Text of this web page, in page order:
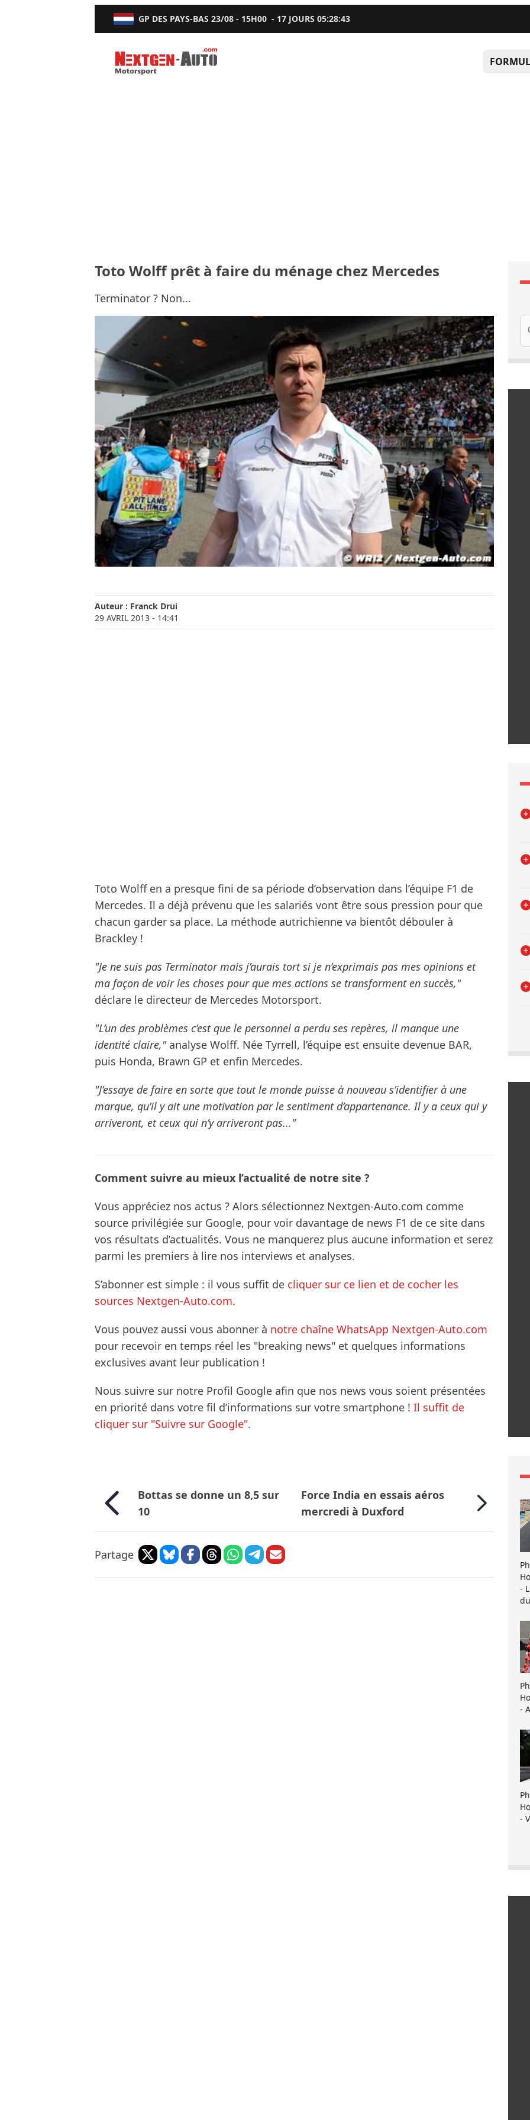
GP DES PAYS-BAS 23/08 - 15H00 - 17 JOURS05:28:42
Nextgen-Auto.com
Toto Wolff prêt à faire du ménage chez Mercedes
Terminator ? Non...
Auteur : Franck Drui
29 AVRIL 2013 - 14:41
Toto Wolff en a presque fini de sa période d’observation dans l’équipe F1 de
Mercedes. Il a déjà prévenu que les salariés vont être sous pression pour que
chacun garder sa place. La méthode autrichienne va bientôt débouler à
Brackley !
"Je ne suis pas Terminator mais j’aurais tort si je n’exprimais pas mes opinions et
ma façon de voir les choses pour que mes actions se transforment en succès,"
déclare le directeur de Mercedes Motorsport.
"L’un des problèmes c’est que le personnel a perdu ses repères, il manque une
identité claire,"analyse Wolff. Née Tyrrell, l’équipe est ensuite devenue BAR,
puis Honda, Brawn GP et enfin Mercedes.
"J’essaye de faire en sorte que tout le monde puisse à nouveau s’identifier à une
marque, qu’il y ait une motivation par le sentiment d’appartenance. Il y a ceux qui y
arriveront, et ceux qui n’y arriveront pas..."
Comment suivre au mieux l’actualité de notre site ?
Vous appréciez nos actus ? Alors sélectionnez Nextgen-Auto.com comme
source privilégiée sur Google, pour voir davantage de news F1 de ce site dans
vos résultats d’actualités. Vous ne manquerez plus aucune information et serez
parmi les premiers à lire nos interviews et analyses.
S’abonner est simple : il vous suffit de cliquer sur ce lien et de cocher les
sources Nextgen-Auto.com.
Vous pouvez aussi vous abonner à notre chaîne WhatsApp Nextgen-Auto.com
pour recevoir en temps réel les "breaking news" et quelques informations
exclusives avant leur publication !
Nous suivre sur notre Profil Google afin que nos news vous soient présentées
en priorité dans votre fil d’informations sur votre smartphone ! Il suffit de
cliquer sur "Suivre sur Google".
Bottas se donne un 8,5 sur
10
Force India en essais aéros
mercredi à Duxford
Partage
-
-
-